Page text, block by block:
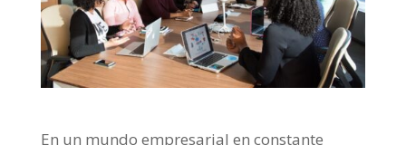
En un mundo empresarial en constante